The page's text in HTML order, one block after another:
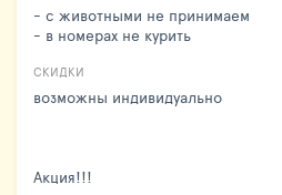
- с животными не принимаем
- в номерах не курить
СКИДКИ
возможны индивидуально
Акция!!!